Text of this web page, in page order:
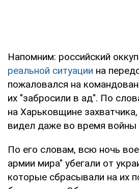
Напомним: российский
реальной ситуации на
пожаловался на
их "забросили в ад". По
на Харьковщине
видел даже во время войны
По его словам, всю ночь
армии мира" убегали от
которые сбрасывали на их